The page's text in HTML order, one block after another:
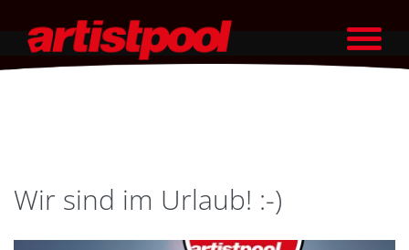
Wir sind im Urlaub! :-)